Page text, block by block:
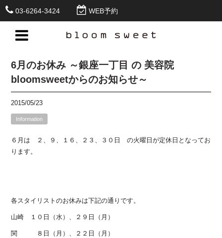
03-6264-3424 WEB予約
6月のお休み ～銀座一丁目 の 美容院
bloomsweetからのお知らせ～
2015/05/23
Information
６月は ２、９、１６、２３、３０日 の火曜日が定休日となってお
ります。
各スタイリストのお休みは下記の通りです。
山崎 １０日（水）、２９日（月）
関 ８日（月）、２２日（月）